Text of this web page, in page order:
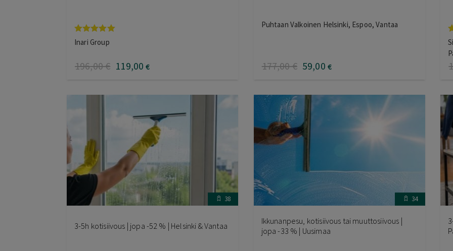
Arvostelu
tuotteesta:
Inari Group
196,00€ 119,00 €
Puhtaan Valkoinen Helsinki, Espoo, Vantaa
177,00€ 59,00 €
38
3-5h kotisiivous | jopa -52 % | Helsinki & Vantaa
34
Ikkunanpesu, kotisiivous tai muuttosiivous |
jopa -33 % | Uusimaa